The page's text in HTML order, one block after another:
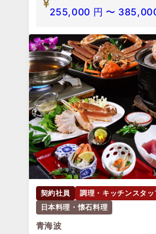
255,000 円 〜
契約社員
調理・キッチンスタッ
日本料理・懐石料理
青海波